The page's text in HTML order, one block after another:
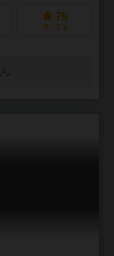
75
持ってる